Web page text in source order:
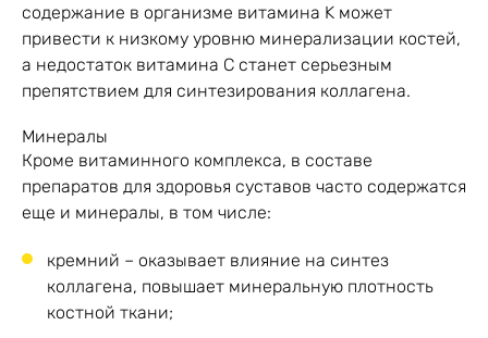
содержание в организме витамина K может
привести к низкому уровню минерализации костей,
а недостаток витамина C станет серьезным
препятствием для синтезирования коллагена.
Минералы
Кроме витаминного комплекса, в составе
препаратов для здоровья суставов часто содержатся
еще и минералы, в том числе:
кремний – оказывает влияние на синтез
коллагена, повышает минеральную плотность
костной ткани;